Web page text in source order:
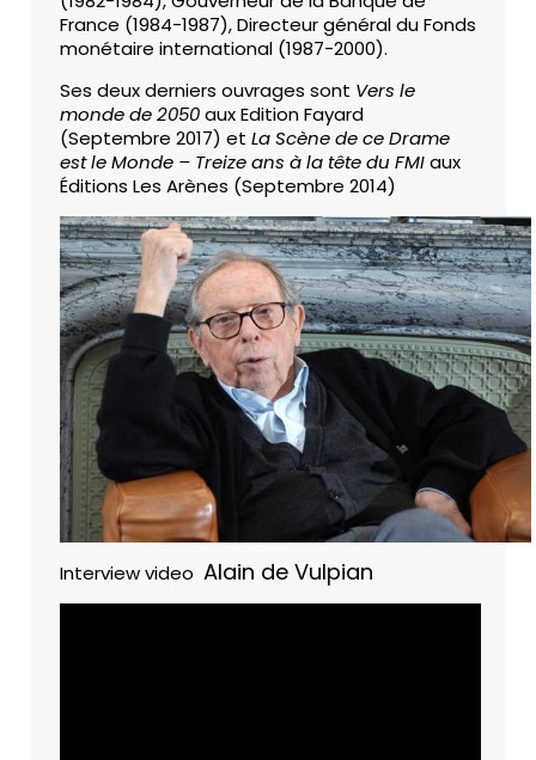
France (1984-1987), Directeur général du Fonds
monétaire international (1987-2000).
Ses deux derniers ouvrages sont Vers le
monde de 2050aux Edition Fayard
(Septembre 2017) et La Scène de ce Drame
est le Monde – Treize ans à la tête du FMIaux
Éditions Les Arènes (Septembre 2014)
Interview video Alain de Vulpian